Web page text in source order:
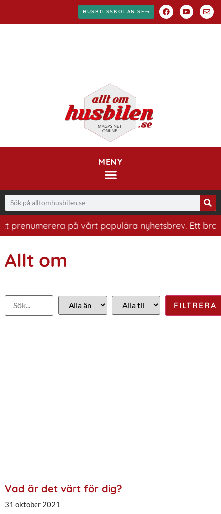
HUSBILSSKOLAN.SE
MENY
på vårt populära nyhetsbrev. Ett bra sätt
Allt om
Vad är det värt för dig?
31 oktober 2021